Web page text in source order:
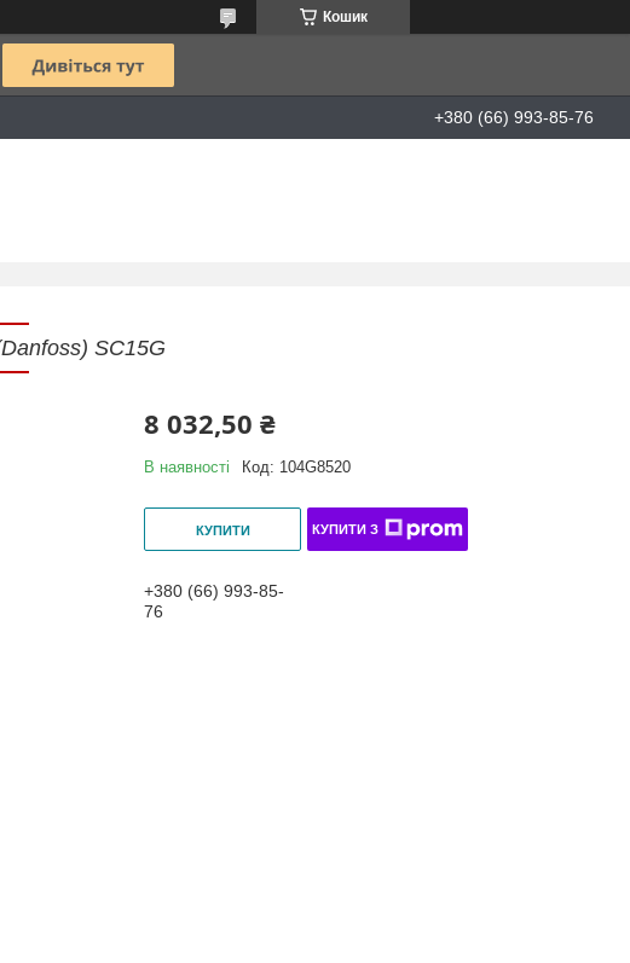
Кошик
+380 (66) 993-85-76
SC15G
8 032,50 ₴
В наявності Код: 104G8520
КУПИТИ КУПИТИ З
+380 (66) 993-85-
76